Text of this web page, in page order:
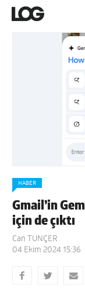
HABER
Gmail’in
için de çıktı
Can TUNÇER
04 Ekim 2024 15:36